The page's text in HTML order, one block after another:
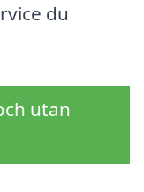
du
utan